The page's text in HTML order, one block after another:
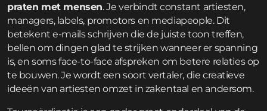
praten met mensen. Je verbindt constant artiesten,
managers, labels, promotors en mediapeople. Dit
betekent e-mails schrijven die de juiste toon treffen,
bellen om dingen glad te strijken wanneer er spanning
is, en soms face-to-face afspreken om betere relaties op
te bouwen. Je wordt een soort vertaler, die creatieve
ideeën van artiesten omzet in zakentaal en andersom.